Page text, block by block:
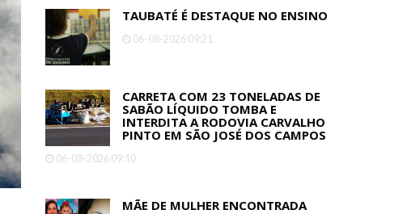
TAUBATÉ É DESTAQUE NO ENSINO
06-08-2026 09:21
CARRETA COM 23 TONELADAS DE
SABÃO LÍQUIDO TOMBA E
INTERDITA A RODOVIA CARVALHO
PINTO EM SÃO JOSÉ DOS CAMPOS
06-08-2026 09:10
MÃE DE MULHER ENCONTRADA